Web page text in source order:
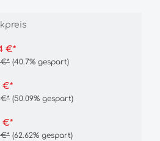
€*
€* (40.7% gespart)
€*
€* (50.09% gespart)
€*
€* (62.62% gespart)